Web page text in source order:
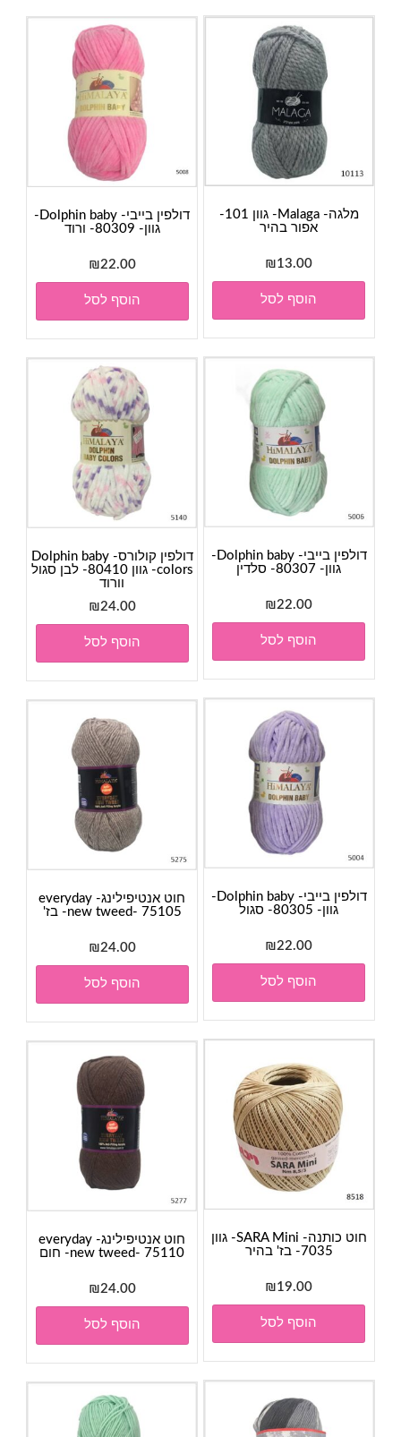
מלגה- Malaga- גוון 101-
אפור בהיר
₪13.00
הוסף לסל
דולפין בייבי- Dolphin baby-
גוון- 80309- ורוד
₪22.00
הוסף לסל
דולפין בייבי- Dolphin baby-
גוון- 80307- סלדין
₪22.00
הוסף לסל
דולפין קולורס- Dolphin baby
colors- גוון 80410- לבן סגול
וורוד
₪24.00
הוסף לסל
דולפין בייבי- Dolphin baby-
גוון- 80305- סגול
₪22.00
הוסף לסל
חוט אנטיפילינג- everyday
new tweed- 75105- בז'
₪24.00
הוסף לסל
חוט כותנה- SARA Mini- גוון
7035- בז' בהיר
₪19.00
הוסף לסל
חוט אנטיפילינג- everyday
new tweed- 75110- חום
₪24.00
הוסף לסל